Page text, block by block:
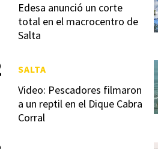
Edesa anunció un corte
total en el macrocentro de
Salta
Video: Pescadores filmaron
a un reptil en el Dique Cabra
Corral
SALTA